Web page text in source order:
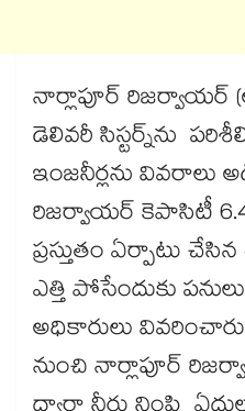
నార్లాపూర్ రిజర్వాయర్
డెలివరీ సిస్టర్న్​ను
ఇంజనీర్లను వివరాలు
రిజర్వాయర్​ కెపాసిటీ
ప్రస్తుతం ఏర్పాటు
ఎత్తి పోసేందుకు పనులు
అధికారులు
నుంచి నార్లాపూర్